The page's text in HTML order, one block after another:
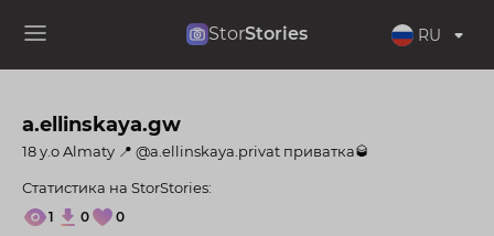
StorStories RU
a.ellinskaya.gw
18 y.o Almaty 📍 @a.ellinskaya.privat приватка🥃
Статистика на StorStories:
1 0 0